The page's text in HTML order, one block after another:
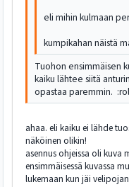
eli mihin kulmaan
kumpikahan näistä
Tuohon ensimmäisen
kaiku lähtee siitä
opastaa paremmin.
ahaa. eli kaiku ei lähde
näköinen olikin!
asennus ohjeissa oli kuva
ensimmäisessä kuvassa
lukemaan kun jäi